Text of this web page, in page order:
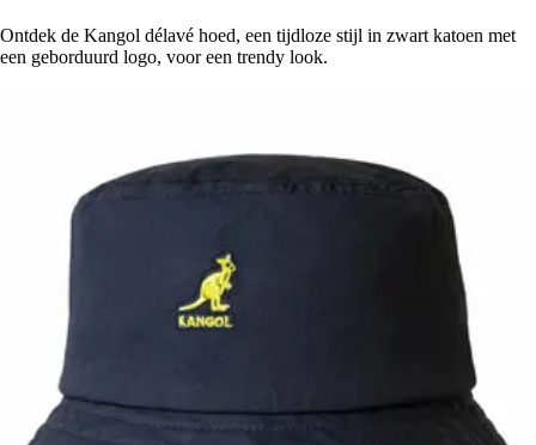
Ontdek de Kangol délavé hoed, een tijdloze stijl in zwart katoen met
een geborduurd logo, voor een trendy look.